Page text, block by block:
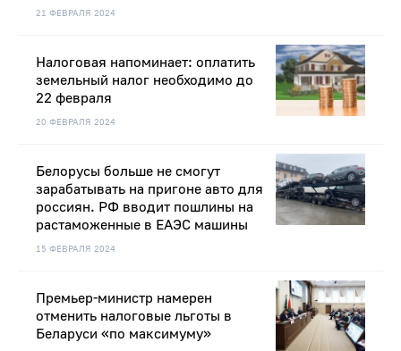
21 ФЕВРАЛЯ 2024
20 ФЕВРАЛЯ 2024
Налоговая напоминает: оплатить
земельный налог необходимо до
22 февраля
15 ФЕВРАЛЯ 2024
Белорусы больше не смогут
зарабатывать на пригоне авто для
россиян. РФ вводит пошлины на
растаможенные в ЕАЭС машины
Премьер-министр намерен
отменить налоговые льготы в
Беларуси «по максимуму»